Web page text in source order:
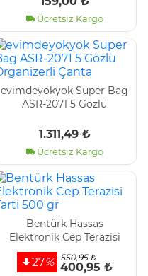
Ücretsiz Kargo
evimdeyokyok Super Bag
ASR-2071 5 Gözlü
1.311,49 ₺
Ücretsiz Kargo
Bentürk Hassas
Elektronik Cep Terazisi
Tartı 500 gr
27% 550,95 ₺
400,95 ₺